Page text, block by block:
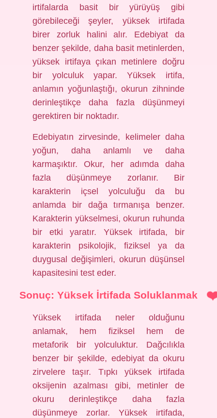
irtifalarda basit bir yürüyüş gibi
görebileceği şeyler, yüksek irtifada
birer zorluk halini alır. Edebiyat da
benzer şekilde, daha basit metinlerden,
yüksek irtifaya çıkan metinlere doğru
bir yolculuk yapar. Yüksek irtifa,
anlamın yoğunlaştığı, okurun zihninde
derinleştikçe daha fazla düşünmeyi
gerektiren bir noktadır.
Edebiyatın zirvesinde, kelimeler daha
yoğun, daha anlamlı ve daha
karmaşıktır. Okur, her adımda daha
fazla düşünmeye zorlanır. Bir
karakterin içsel yolculuğu da bu
anlamda bir dağa tırmanışa benzer.
Karakterin yükselmesi, okurun ruhunda
bir etki yaratır. Yüksek irtifada, bir
karakterin psikolojik, fiziksel ya da
duygusal değişimleri, okurun düşünsel
kapasitesini test eder.
Sonuç: Yüksek İrtifada Soluklanmak
Yüksek irtifada neler olduğunu
anlamak, hem fiziksel hem de
metaforik bir yolculuktur. Dağcılıkla
benzer bir şekilde, edebiyat da okuru
zirvelere taşır. Tıpkı yüksek irtifada
oksijenin azalması gibi, metinler de
okuru derinleştikçe daha fazla
düşünmeye zorlar. Yüksek irtifada,